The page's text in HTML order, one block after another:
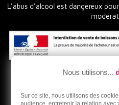
L'abus d'alcool est dangereux
Nous utilisons...
Sur ce site, nous utilisons des
audience, entretenir la relation avec